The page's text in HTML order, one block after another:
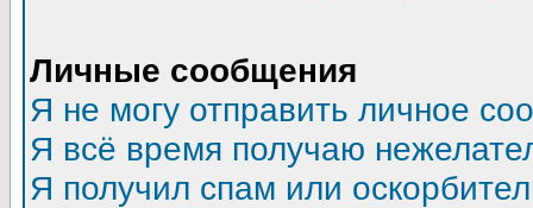
Личные сообщения
Я не могу отправить личное
Я всё время получаю
Я получил спам или